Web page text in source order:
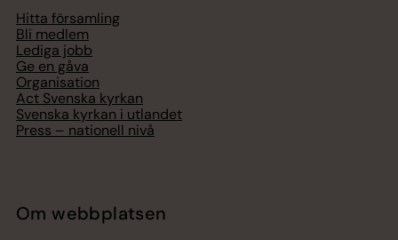
Hitta församling
Bli medlem
Lediga jobb
Ge en gåva
Organisation
Act Svenska kyrkan
Svenska kyrkan i utlandet
Press – nationell nivå
Om webbplatsen